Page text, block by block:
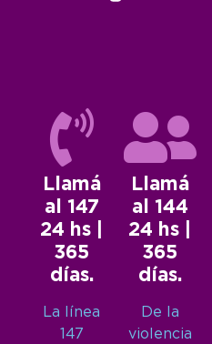
Llamá
al 147
24 hs |
365
días.
La línea
147
Llamá
al 144
24 hs |
365
días.
De la
violencia